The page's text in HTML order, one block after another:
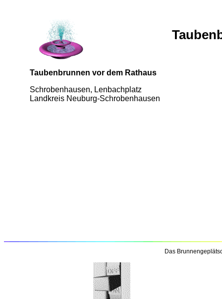
Taubenbrunnen vor dem Rathaus
Schrobenhausen, Lenbachplatz
Landkreis Neuburg-Schrobenhausen
Das